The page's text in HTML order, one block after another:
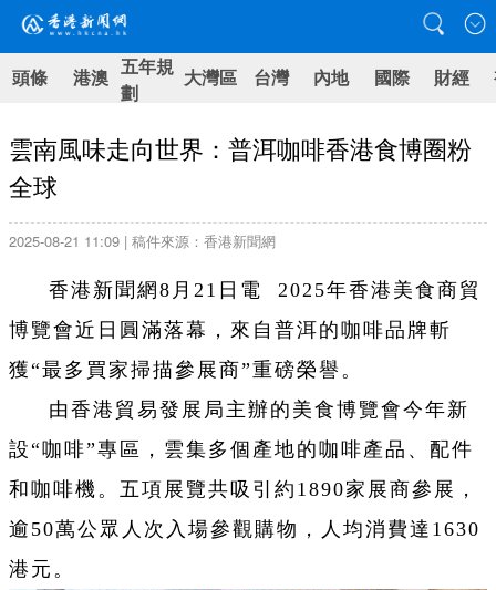
頭條 港澳 五年規
劃
大灣區 台灣 內地 國際 財經
雲南風味走向世界：普洱咖啡香港食博圈粉
全球
2025-08-21 11:09 | 稿件來源：香港新聞網
香港新聞網8月21日電 2025年香港美食商貿
博覽會近日圓滿落幕，來自普洱的咖啡品牌斬
獲“最多買家掃描參展商”重磅榮譽。
由香港貿易發展局主辦的美食博覽會今年新
設“咖啡”專區，雲集多個產地的咖啡產品、配件
和咖啡機。五項展覽共吸引約1890家展商參展，
逾50萬公眾人次入場參觀購物，人均消費達1630
港元。